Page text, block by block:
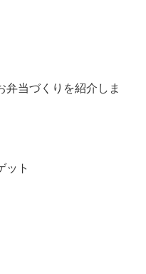
弁当づくりを紹介しま
ット